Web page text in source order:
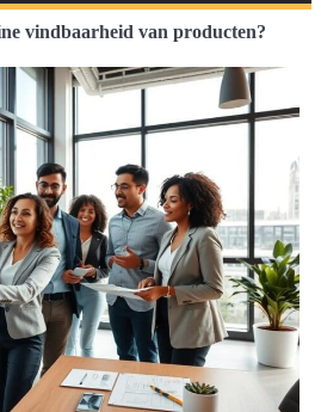
vindbaarheid van producten?